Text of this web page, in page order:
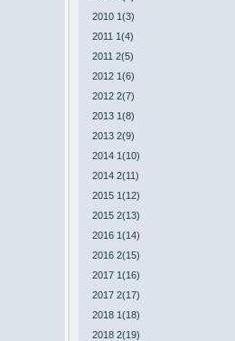
2010 1(3)
2011 1(4)
2011 2(5)
2012 1(6)
2012 2(7)
2013 1(8)
2013 2(9)
2014 1(10)
2014 2(11)
2015 1(12)
2015 2(13)
2016 1(14)
2016 2(15)
2017 1(16)
2017 2(17)
2018 1(18)
2018 2(19)